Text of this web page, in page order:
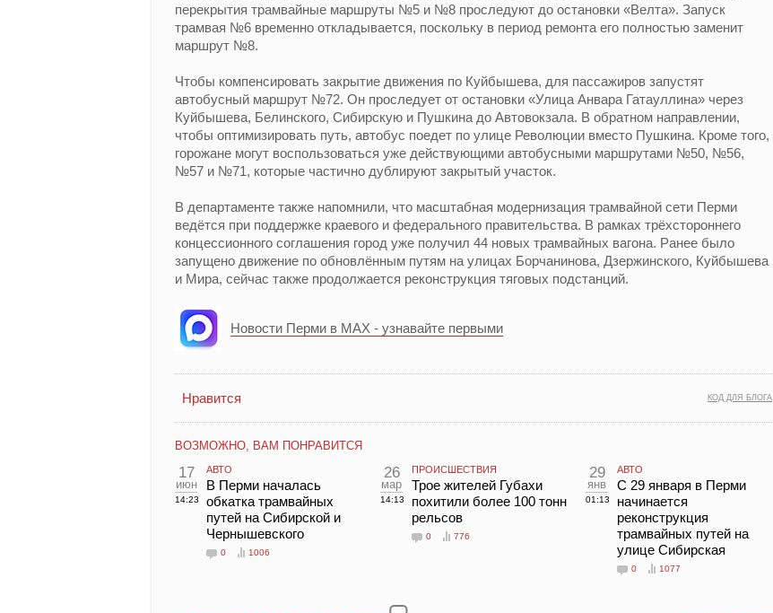
перекрытия трамвайные маршруты №5 и №8 проследуют до остановки «Велта». Запуск
трамвая №6 временно откладывается, поскольку в период ремонта его полностью заменит
маршрут №8.
Чтобы компенсировать закрытие движения по Куйбышева, для пассажиров запустят
автобусный маршрут №72. Он проследует от остановки «Улица Анвара Гатауллина» через
Куйбышева, Белинского, Сибирскую и Пушкина до Автовокзала. В обратном направлении,
чтобы оптимизировать путь, автобус поедет по улице Революции вместо Пушкина. Кроме того,
горожане могут воспользоваться уже действующими автобусными маршрутами №50, №56,
№57 и №71, которые частично дублируют закрытый участок.
В департаменте также напомнили, что масштабная модернизация трамвайной сети Перми
ведётся при поддержке краевого и федерального правительства. В рамках трёхстороннего
концессионного соглашения город уже получил 44 новых трамвайных вагона. Ранее было
запущено движение по обновлённым путям на улицах Борчанинова, Дзержинского, Куйбышева
и Мира, сейчас также продолжается реконструкция тяговых подстанций.
Новости Перми в MAX - узнавайте первыми
КОД ДЛЯ БЛОГА
Нравится
ВОЗМОЖНО, ВАМ ПОНРАВИТСЯ
17
июн
14:23
АВТО
В Перми началась
обкатка трамвайных
путей на Сибирской и
Чернышевского
0 1006
26
мар
14:13
ПРОИСШЕСТВИЯ
Трое жителей Губахи
похитили более 100 тонн
рельсов
0 776
29
янв
01:13
АВТО
С 29 января в Перми
начинается
реконструкция
трамвайных путей на
улице Сибирская
0 1077